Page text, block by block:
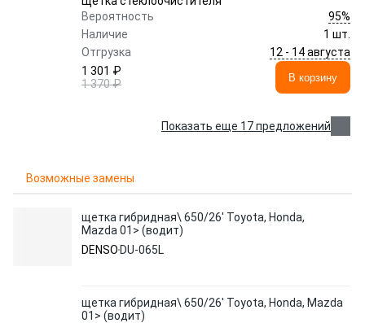
Вероятность
95%
Наличие
1 шт.
Отгрузка
12 - 14 августа
1 301 ₽
1 370 ₽
В корзину
Показать еще 17 предложений
Возможные замены
щетка гибридная\ 650/26' Toyota, Honda,
Mazda 01> (водит)
DENSO DU-065L
щетка гибридная\ 650/26' Toyota, Honda, Mazda
01> (водит)